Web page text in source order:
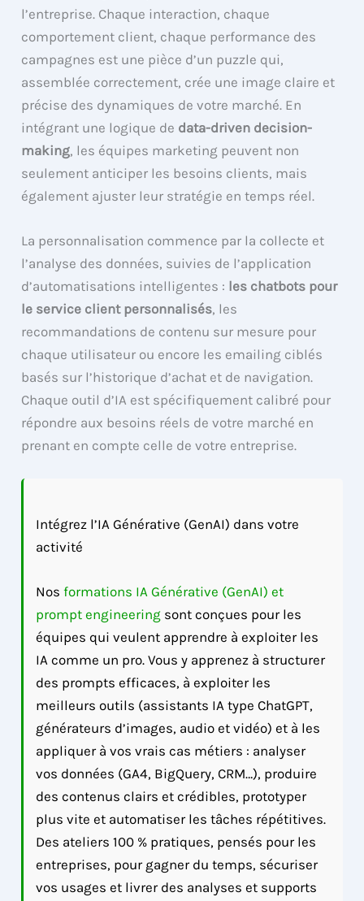
l’entreprise. Chaque interaction, chaque
comportement client, chaque performance des
campagnes est une pièce d’un puzzle qui,
assemblée correctement, crée une image claire et
précise des dynamiques de votre marché. En
intégrant une logique de data-driven decision-
making, les équipes marketing peuvent non
seulement anticiper les besoins clients, mais
également ajuster leur stratégie en temps réel.
La personnalisation commence par la collecte et
l’analyse des données, suivies de l’application
d’automatisations intelligentes : les chatbots pour
le service client personnalisés, les
recommandations de contenu sur mesure pour
chaque utilisateur ou encore les emailing ciblés
basés sur l’historique d’achat et de navigation.
Chaque outil d’IA est spécifiquement calibré pour
répondre aux besoins réels de votre marché en
prenant en compte celle de votre entreprise.
Intégrez l’IA Générative (GenAI) dans votre
activité
Nosformations IA Générative (GenAI) et
prompt engineering sont conçues pour les
équipes qui veulent apprendre à exploiter les
IA comme un pro. Vous y apprenez à structurer
des prompts efficaces, à exploiter les
meilleurs outils (assistants IA type ChatGPT,
générateurs d’images, audio et vidéo) et à les
appliquer à vos vrais cas métiers : analyser
vos données (GA4, BigQuery, CRM…), produire
des contenus clairs et crédibles, prototyper
plus vite et automatiser les tâches répétitives.
Des ateliers 100 % pratiques, pensés pour les
entreprises, pour gagner du temps, sécuriser
vos usages et livrer des analyses et supports